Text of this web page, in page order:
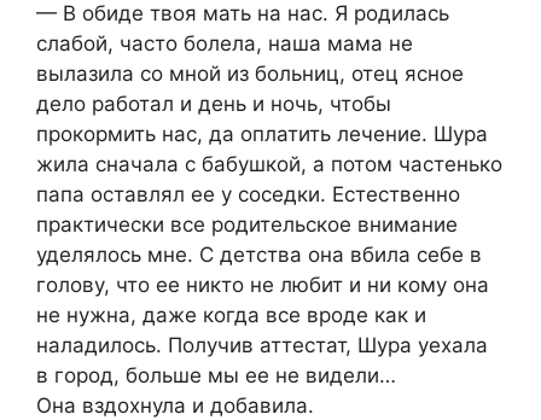
— В обиде твоя мать на нас. Я родилась
слабой, часто болела, наша мама не
вылазила со мной из больниц, отец ясное
дело работал и день и ночь, чтобы
прокормить нас, да оплатить лечение. Шура
жила сначала с бабушкой, а потом частенько
папа оставлял ее у соседки. Естественно
практически все родительское внимание
уделялось мне. С детства она вбила себе в
голову, что ее никто не любит и ни кому она
не нужна, даже когда все вроде как и
наладилось. Получив аттестат, Шура уехала
в город, больше мы ее не видели…
Она вздохнула и добавила.